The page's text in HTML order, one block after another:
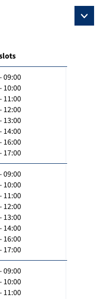
09:00
10:00
11:00
12:00
13:00
14:00
16:00
17:00
09:00
10:00
11:00
12:00
13:00
14:00
16:00
17:00
09:00
10:00
11:00